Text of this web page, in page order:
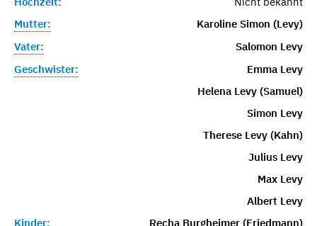
Mutter:
Karoline Simon (Levy)
Vater:
Salomon Levy
Geschwister:
Emma Levy
Helena Levy (Samuel)
Simon Levy
Therese Levy (Kahn)
Julius Levy
Max Levy
Albert Levy
Kinder:
Recha Burgheimer (Friedmann)